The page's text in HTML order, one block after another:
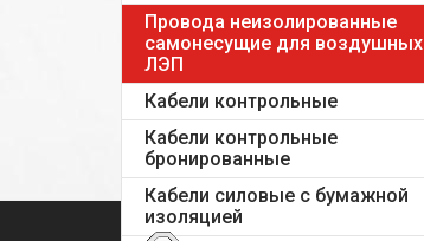
Провода неизолированные
самонесущие для воздушных
ЛЭП
Кабели контрольные
Кабели контрольные
бронированные
Кабели силовые с бумажной
изоляцией